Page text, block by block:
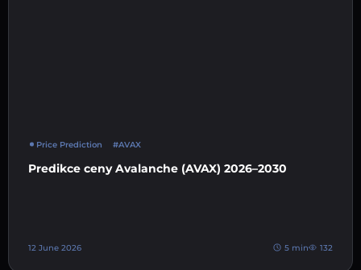
Price Prediction #AVAX
Predikce ceny Avalanche (AVAX) 2026–2030
12 June 2026 5 min 132